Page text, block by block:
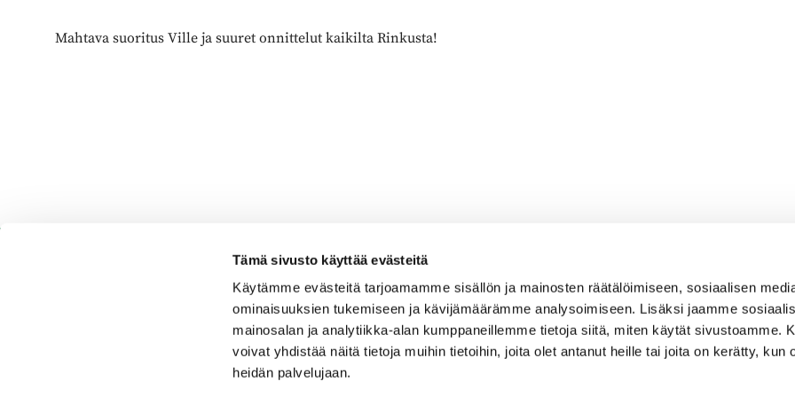
Tämä sivusto käyttää evästeitä
Käytämme evästeitä tarjoamamme sisällön ja mainosten räätälöimiseen, sosiaalisen
ominaisuuksien tukemiseen ja kävijämäärämme analysoimiseen. Lisäksi jaamme
mainosalan ja analytiikka-alan kumppaneillemme tietoja siitä, miten käytät sivustoamme.
voivat yhdistää näitä tietoja muihin tietoihin, joita olet antanut heille tai joita on kerätty, kun
heidän palvelujaan.
Mahtava suoritus Ville ja suuret onnittelut kaikilta Rinkusta!
Nurmikartanontie 5,02920 Espoo
Caddiemaster
010 501 3100